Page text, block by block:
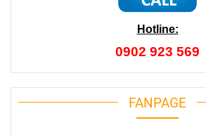
Hotline:
0902 923 569
FANPAGE